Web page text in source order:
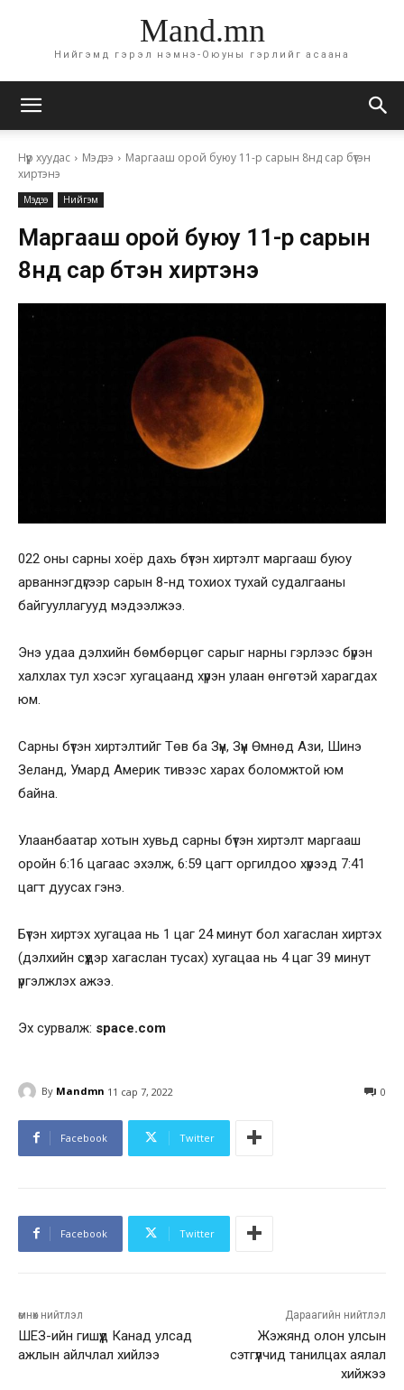
Mand.mn
Нийгэмд гэрэл нэмнэ-Оюуны гэрлийг асаана
Нүүр хуудас Мэдээ
Маргааш орой буюу 11-р сарын 8нд сар бүтэн
хиртэнэ
Мэдээ Нийгэм
Маргааш орой буюу 11-р сарын
8нд сар бүтэн хиртэнэ
022 оны сарны хоёр дахь бүтэн хиртэлт маргааш буюу
арваннэгдүгээр сарын 8-нд тохиох тухай судалгааны
байгууллагууд мэдээлжээ.
Энэ удаа дэлхийн бөмбөрцөг сарыг нарны гэрлээс бүрэн
халхлах тул хэсэг хугацаанд хүрэн улаан өнгөтэй харагдах
юм.
Сарны бүтэн хиртэлтийг Төв ба Зүүн, Зүүн Өмнөд Ази, Шинэ
Зеланд, Умард Америк тивээс харах боломжтой юм
байна.
Улаанбаатар хотын хувьд сарны бүтэн хиртэлт маргааш
оройн 6:16 цагаас эхэлж, 6:59 цагт оргилдоо хүрээд 7:41
цагт дуусах гэнэ.
Бүтэн хиртэх хугацаа нь 1 цаг 24 минут бол хагаслан хиртэх
(дэлхийн сүүдэр хагаслан тусах) хугацаа нь 4 цаг 39 минут
үргэлжлэх ажээ.
Эх сурвалж: space.com
By Mandmn 11 сар 7, 2022 0
Facebook Twitter
Facebook Twitter
өмнөх нийтлэл
ШЕЗ-ийн гишүүд Канад улсад
ажлын айлчлал хийлээ
Дараагийн нийтлэл
Жэжянд олон улсын
сэтгүүлчид танилцах аялал
хийжээ